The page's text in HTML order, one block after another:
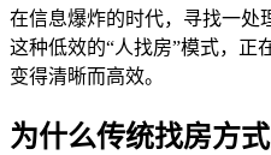
在信息爆炸的时代，寻找一处
这种低效的“人找房”模式，
变得清晰而高效。
为什么传统找房方式